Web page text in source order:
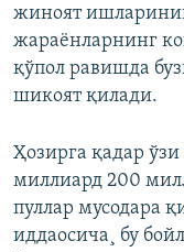
жиноят
жараëнларнинг
қўпол равишда
шикоят қилади.
Ҳозирга қадар ўзи
миллиард 200
пуллар мусодара
иддаосича¸ бу